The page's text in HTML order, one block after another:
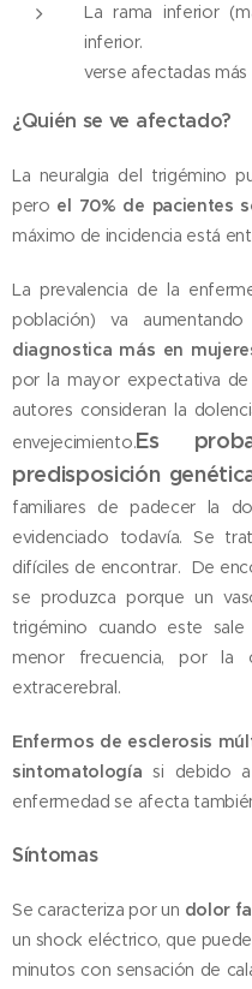
La rama inferior
verse afectadas más
¿Quién se ve afectado?
La neuralgia del trigémino
pero el 70% de pacientes
máximo de incidencia está
La prevalencia de la
población) va
diagnostica más en
por la mayor expectativa
autores consideran la
envejecimiento.Es
predisposición
familiares de padecer la
evidenciado todavía. Se
difíciles de encontrar. De
se produzca porque un
trigémino cuando este
menor frecuencia, por la
extracerebral.
Enfermos de esclerosis
sintomatología si debido
enfermedad se afecta
Síntomas
Se caracteriza por un dolor
un shock eléctrico, que
minutos con sensación de